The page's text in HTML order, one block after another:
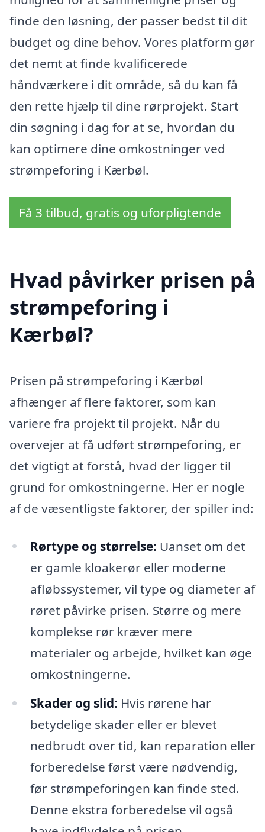
finde den løsning, der passer bedst til dit
budget og dine behov. Vores platform gør
det nemt at finde kvalificerede
håndværkere i dit område, så du kan få
den rette hjælp til dine rørprojekt. Start
din søgning i dag for at se, hvordan du
kan optimere dine omkostninger ved
strømpeforing i Kærbøl.
Få 3 tilbud, gratis og uforpligtende
Hvad påvirker prisen på
strømpeforing i
Kærbøl?
Prisen på strømpeforing i Kærbøl
afhænger af flere faktorer, som kan
variere fra projekt til projekt. Når du
overvejer at få udført strømpeforing, er
det vigtigt at forstå, hvad der ligger til
grund for omkostningerne. Her er nogle
af de væsentligste faktorer, der spiller ind:
Rørtype og størrelse: Uanset om det
er gamle kloakerør eller moderne
afløbssystemer, vil type og diameter af
røret påvirke prisen. Større og mere
komplekse rør kræver mere
materialer og arbejde, hvilket kan øge
omkostningerne.
Skader og slid: Hvis rørene har
betydelige skader eller er blevet
nedbrudt over tid, kan reparation eller
forberedelse først være nødvendig,
før strømpeforingen kan finde sted.
Denne ekstra forberedelse vil også